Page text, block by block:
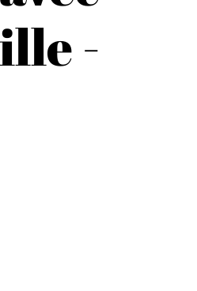
-